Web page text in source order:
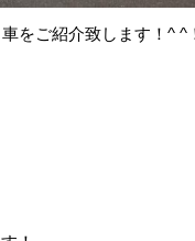
をご紹介致します！^ ^